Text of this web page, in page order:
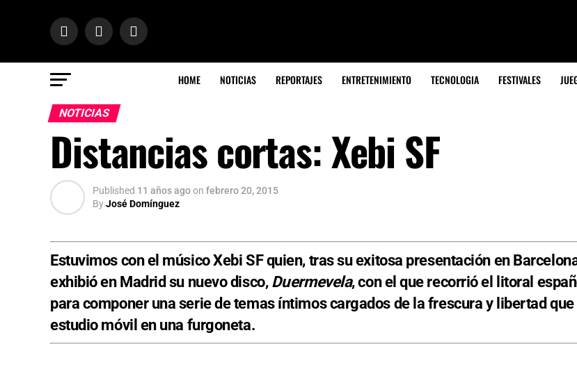
HOME NOTICIAS REPORTAJES ENTRETENIMIENTO TECNOLOGIA FESTIVALES
NOTICIAS
Distancias cortas: Xebi SF
Published 11 años agoon febrero 20, 2015
ByJosé Domínguez
Estuvimos con el músico Xebi SF quien, tras su exitosa presentación en
exhibió en Madrid su nuevo disco,Duermevela, con el que recorrió el litoral
para componer una serie de temas íntimos cargados de la frescura y libertad que
estudio móvil en una furgoneta.